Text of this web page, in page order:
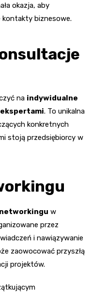
okazja, aby
kontakty biznesowe.
na indywidualne
. To unikalna
konkretnych
stoją przedsiębiorcy w
networkingu w
przez
i nawiązywanie
zaowocować przyszłą
projektów.